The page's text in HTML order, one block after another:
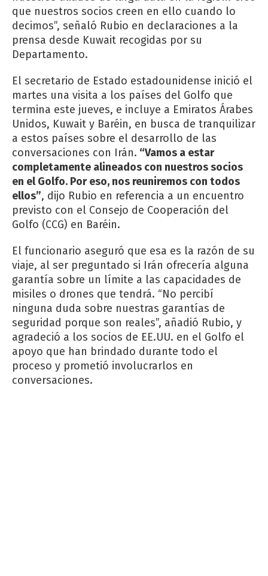
que nuestros socios creen en ello cuando lo
decimos”, señaló Rubio en declaraciones a la
prensa desde Kuwait recogidas por su
Departamento.
El secretario de Estado estadounidense inició el
martes una visita a los países del Golfo que
termina este jueves, e incluye a Emiratos Árabes
Unidos, Kuwait y Baréin, en busca de tranquilizar
a estos países sobre el desarrollo de las
conversaciones con Irán. “Vamos a estar
completamente alineados con nuestros socios
en el Golfo. Por eso, nos reuniremos con todos
ellos”, dijo Rubio en referencia a un encuentro
previsto con el Consejo de Cooperación del
Golfo (CCG) en Baréin.
El funcionario aseguró que esa es la razón de su
viaje, al ser preguntado si Irán ofrecería alguna
garantía sobre un límite a las capacidades de
misiles o drones que tendrá. “No percibí
ninguna duda sobre nuestras garantías de
seguridad porque son reales”, añadió Rubio, y
agradeció a los socios de EE.UU. en el Golfo el
apoyo que han brindado durante todo el
proceso y prometió involucrarlos en
conversaciones.